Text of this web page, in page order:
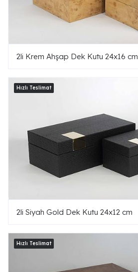
2li Krem Ahşap Dek Kutu 24x16 cm
2li Siyah Gold Dek Kutu 24x12 cm